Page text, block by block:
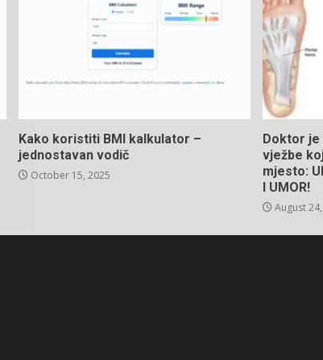
Kako koristiti BMI kalkulator –
jednostavan vodič
October 15, 2025
Doktor je
vježbe
mjesto:
I UMOR!
August